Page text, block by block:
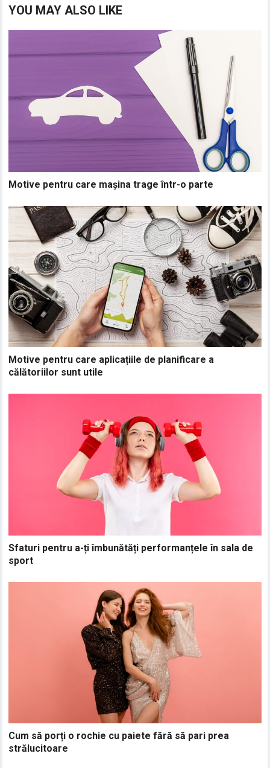
YOU MAY ALSO LIKE
Motive pentru care mașina trage într-o parte
Motive pentru care aplicațiile de planificare a
călătoriilor sunt utile
Sfaturi pentru a-ți îmbunătăți performanțele în sala de
sport
Cum să porți o rochie cu paiete fără să pari prea
strălucitoare